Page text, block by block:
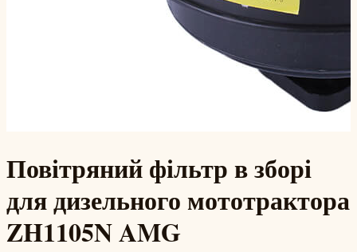
Повітряний фільтр в зборі
для дизельного мототрактора
ZH1105N AMG